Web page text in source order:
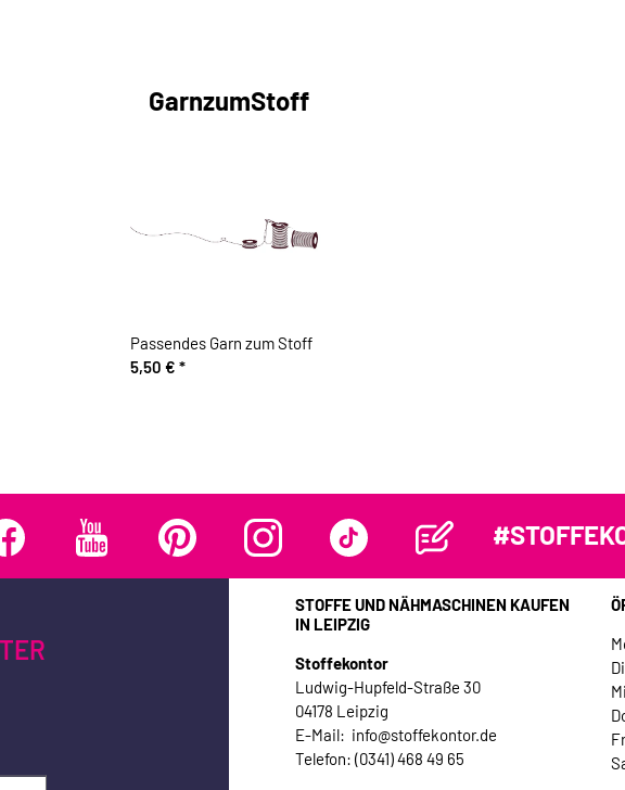
GarnzumStoff
Passendes Garn zum Stoff
5,50 € *
STOFFE UND NÄHMASCHINEN KAUFEN
IN LEIPZIG
Stoffekontor
Ludwig-Hupfeld-Straße 30
04178 Leipzig
E-Mail: info@stoffekontor.de
Telefon: (0341) 468 49 65